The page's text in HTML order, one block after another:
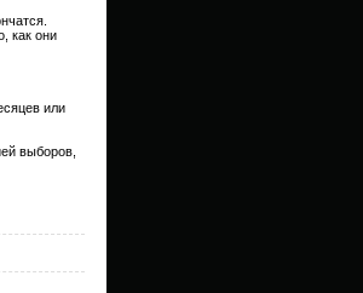
как они
или
выборов,